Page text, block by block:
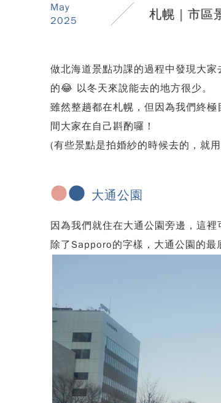
May
2025
札幌｜市區
做北海道景點功課的過程中發現大
的😂 以冬天來說能去的地方很少。
雖然整趟都在札幌，但因為我們終
間大家在自己斟酌囉！
(有些景點是拍婚紗的時候去的，就
●● 大通公園
因為我們就住在大通公園旁邊，這
除了Sapporo的字樣，大通公園的